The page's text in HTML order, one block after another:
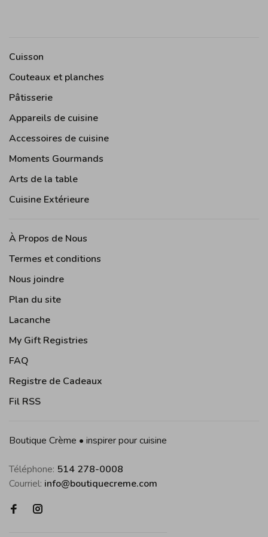
Cuisson
Couteaux et planches
Pâtisserie
Appareils de cuisine
Accessoires de cuisine
Moments Gourmands
Arts de la table
Cuisine Extérieure
À Propos de Nous
Termes et conditions
Nous joindre
Plan du site
Lacanche
My Gift Registries
FAQ
Registre de Cadeaux
Fil RSS
Boutique Crème • inspirer pour cuisine
Téléphone: 514 278-0008
Courriel: info@boutiquecreme.com